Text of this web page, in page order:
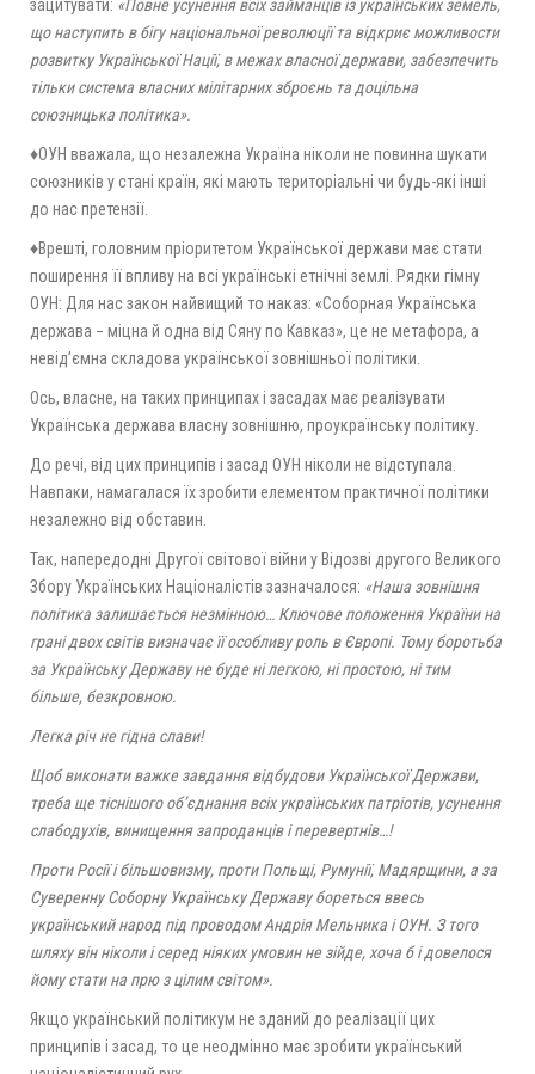
зацитувати: «Повне усунення всіх займанців із українських земель,
що наступить в бігу національної революції та відкриє можливости
розвитку Української Нації, в межах власної держави, забезпечить
тільки система власних мілітарних зброєнь та доцільна
союзницька політика».
♦ОУН вважала, що незалежна Україна ніколи не повинна шукати
союзників у стані країн, які мають територіальні чи будь-які інші
до нас претензії.
♦Врешті, головним пріоритетом Української держави має стати
поширення її впливу на всі українські етнічні землі. Рядки гімну
ОУН: Для нас закон найвищий то наказ: «Соборная Українська
держава − міцна й одна від Сяну по Кавказ», це не метафора, а
невід’ємна складова української зовнішньої політики.
Ось, власне, на таких принципах і засадах має реалізувати
Українська держава власну зовнішню, проукраїнську політику.
До речі, від цих принципів і засад ОУН ніколи не відступала.
Навпаки, намагалася їх зробити елементом практичної політики
незалежно від обставин.
Так, напередодні Другої світової війни у Відозві другого Великого
Збору Українських Націоналістів зазначалося: «Наша зовнішня
політика залишається незмінною… Ключове положення України на
грані двох світів визначає її особливу роль в Європі. Тому боротьба
за Українську Державу не буде ні легкою, ні простою, ні тим
більше, безкровною.
Легка річ не гідна слави!
Щоб виконати важке завдання відбудови Української Держави,
треба ще тіснішого об’єднання всіх українських патріотів, усунення
слабодухів, винищення запроданців і перевертнів…!
Проти Росії і більшовизму, проти Польщі, Румунії, Мадярщини, а за
Суверенну Соборну Українську Державу бореться ввесь
український народ під проводом Андрія Мельника і ОУН. З того
шляху він ніколи і серед ніяких умовин не зійде, хоча б і довелося
йому стати на прю з цілим світом».
Якщо український політикум не зданий до реалізації цих
принципів і засад, то це неодмінно має зробити український